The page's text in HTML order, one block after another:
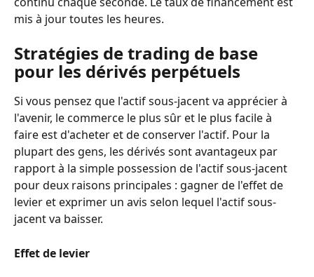
mis à jour toutes les heures.
Stratégies de trading de base
pour les dérivés perpétuels
Si vous pensez que l'actif sous-jacent va apprécier à
l'avenir, le commerce le plus sûr et le plus facile à
faire est d'acheter et de conserver l'actif. Pour la
plupart des gens, les dérivés sont avantageux par
rapport à la simple possession de l'actif sous-jacent
pour deux raisons principales : gagner de l'effet de
levier et exprimer un avis selon lequel l'actif sous-
jacent va baisser.
Effet de levier